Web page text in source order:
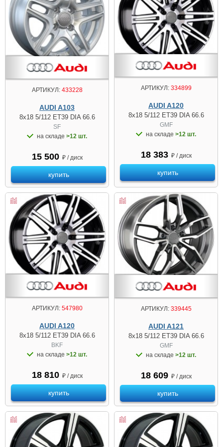
АРТИКУЛ:433228
AUDI A103
8x18 5/112 ET39 DIA 66.6
SF
на складе >12 шт.
15 500 ₽ / диск
купить
АРТИКУЛ:334899
AUDI A120
8x18 5/112 ET39 DIA 66.6
GMF
на складе >12 шт.
18 383 ₽ / диск
купить
АРТИКУЛ:547980
AUDI A120
8x18 5/112 ET39 DIA 66.6
BKF
на складе >12 шт.
18 810 ₽ / диск
купить
АРТИКУЛ:339445
AUDI A121
8x18 5/112 ET39 DIA 66.6
GMF
на складе >12 шт.
18 609 ₽ / диск
купить